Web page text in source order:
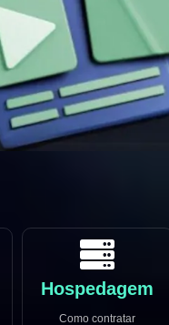
Hospedagem
Como contratar